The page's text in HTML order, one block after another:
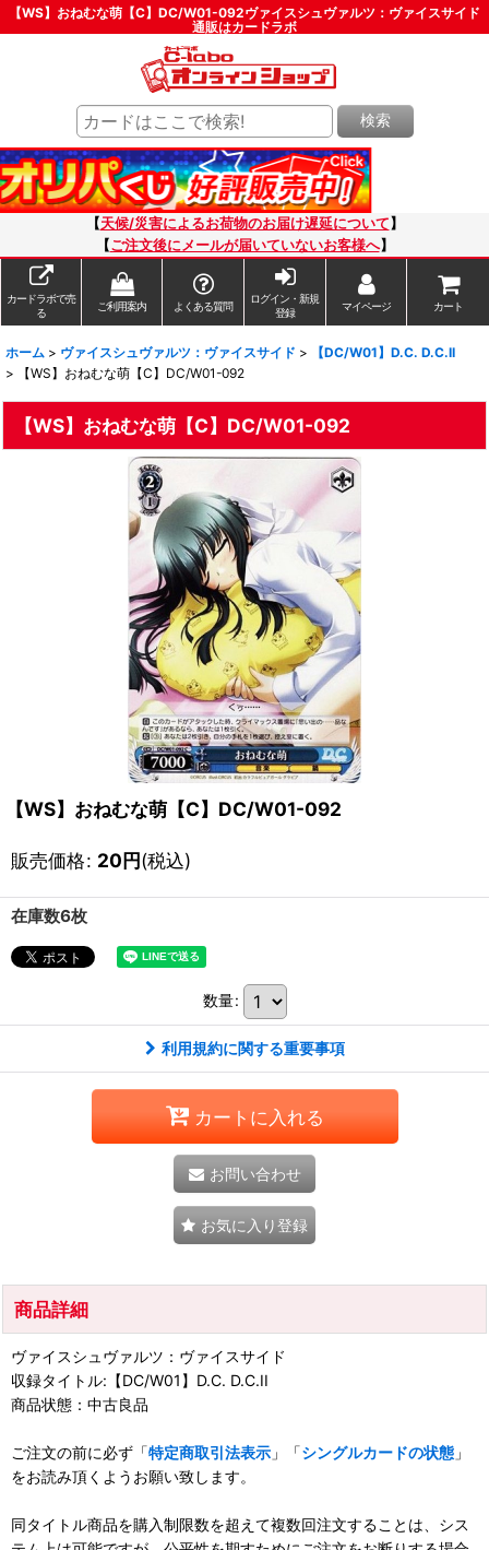
【WS】おねむな萌【C】DC/W01-092ヴァイスシュヴァルツ：ヴァイスサイド
通販はカードラボ
検索
【天候/災害によるお荷物のお届け遅延について 】
【ご注文後にメールが届いていないお客様へ】
カードラボで売
る
ご利用案内 よくある質問
ログイン・新規
登録
マイページ カート
ホーム > ヴァイスシュヴァルツ：ヴァイスサイド >
【DC/W01】D.C. D.C.II
>
【WS】おねむな萌【C】DC/W01-092
【WS】おねむな萌【C】DC/W01-092
【WS】おねむな萌【C】DC/W01-092
販売価格: 20円(税込)
在庫数6枚
数量:
利用規約に関する重要事項
カートに入れる
お問い合わせ
お気に入り登録
商品詳細
ヴァイスシュヴァルツ：ヴァイスサイド
収録タイトル:【DC/W01】D.C. D.C.II
商品状態：中古良品
ご注文の前に必ず「特定商取引法表示 」「シングルカードの状態 」
をお読み頂くようお願い致します。
同タイトル商品を購入制限数を超えて複数回注文することは、シス